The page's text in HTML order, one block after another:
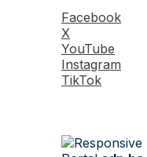
Facebook
X
YouTube
Instagram
TikTok